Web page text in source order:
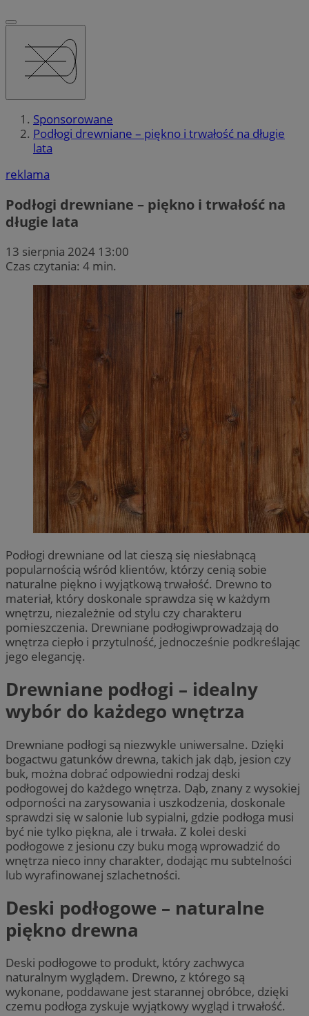
Sponsorowane
Podłogi drewniane – piękno i trwałość na długie
lata
reklama
Podłogi drewniane – piękno i trwałość na
długie lata
13 sierpnia 2024 13:00
Czas czytania: 4 min.
Podłogi drewniane od lat cieszą się niesłabnącą
popularnością wśród klientów, którzy cenią sobie
naturalne piękno i wyjątkową trwałość. Drewno to
materiał, który doskonale sprawdza się w każdym
wnętrzu, niezależnie od stylu czy charakteru
pomieszczenia. Drewniane podłogiwprowadzają do
wnętrza ciepło i przytulność, jednocześnie podkreślając
jego elegancję.
Drewniane podłogi – idealny
wybór do każdego wnętrza
Drewniane podłogi są niezwykle uniwersalne. Dzięki
bogactwu gatunków drewna, takich jak dąb, jesion czy
buk, można dobrać odpowiedni rodzaj deski
podłogowej do każdego wnętrza. Dąb, znany z wysokiej
odporności na zarysowania i uszkodzenia, doskonale
sprawdzi się w salonie lub sypialni, gdzie podłoga musi
być nie tylko piękna, ale i trwała. Z kolei deski
podłogowe z jesionu czy buku mogą wprowadzić do
wnętrza nieco inny charakter, dodając mu subtelności
lub wyrafinowanej szlachetności.
Deski podłogowe – naturalne
piękno drewna
Deski podłogowe to produkt, który zachwyca
naturalnym wyglądem. Drewno, z którego są
wykonane, poddawane jest starannej obróbce, dzięki
czemu podłoga zyskuje wyjątkowy wygląd i trwałość.